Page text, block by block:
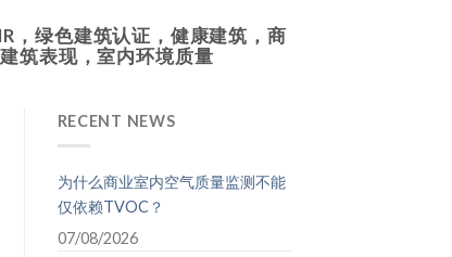
，绿色建筑认证，健康建筑，商
筑表现，室内环境质量
RECENT NEWS
为什么商业室内空气质量监测不能
仅依赖TVOC？
07/08/2026